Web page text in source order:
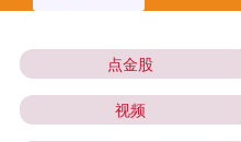
点金股
视频